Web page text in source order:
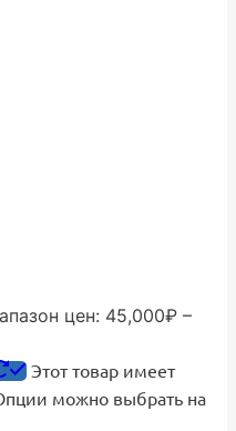
цен: 45,000₽ –
Этот товар имеет
можно выбрать на